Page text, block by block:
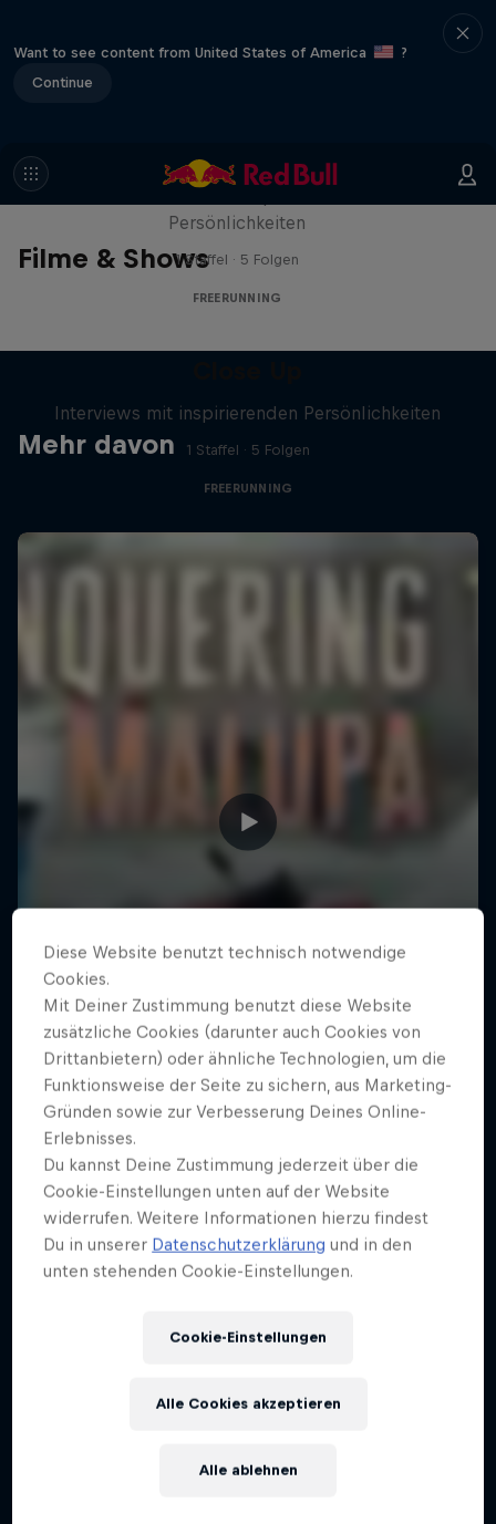
Want to see content from United States of America
?
Continue
Filme & Shows
Close Up
Persönlichkeiten
1 Staffel · 5 Folgen
FREERUNNING
Mehr davon
Interviews mit inspirierenden Persönlichkeiten
1 Staffel · 5 Folgen
FREERUNNING
Diese Website benutzt technisch notwendige
Cookies.
Mit Deiner Zustimmung benutzt diese Website
zusätzliche Cookies (darunter auch Cookies von
Drittanbietern) oder ähnliche Technologien, um die
Funktionsweise der Seite zu sichern, aus Marketing-
Gründen sowie zur Verbesserung Deines Online-
Erlebnisses.
Du kannst Deine Zustimmung jederzeit über die
Cookie-Einstellungen unten auf der Website
widerrufen. Weitere Informationen hierzu findest
Du in unserer Datenschutzerklärung und in den
unten stehenden Cookie-Einstellungen.
Cookie-Einstellungen
Alle ablehnen
Alle Cookies akzeptieren